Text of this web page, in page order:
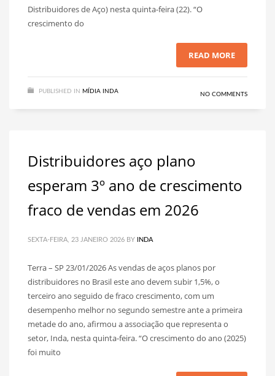
Distribuidores de Aço) nesta quinta-feira (22). “O
crescimento do
READ MORE
PUBLISHED IN MÍDIA INDA NO COMMENTS
Distribuidores aço plano
esperam 3º ano de crescimento
fraco de vendas em 2026
SEXTA-FEIRA, 23 JANEIRO 2026 BY INDA
Terra – SP 23/01/2026 As vendas de aços planos por
distribuidores no Brasil este ano devem subir 1,5%, o
terceiro ano seguido de fraco crescimento, com um
desempenho melhor no segundo semestre ante a primeira
metade do ano, afirmou a associação que representa o
setor, Inda, nesta quinta-feira. “O crescimento do ano (2025)
foi muito